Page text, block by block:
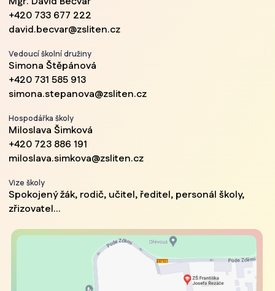
+420 733 677 222
david.becvar@zsliten.cz
Vedoucí školní družiny
Simona Štěpánová
+420 731 585 913
simona.stepanova@zsliten.cz
Hospodářka školy
Miloslava Šimková
+420 723 886 191
miloslava.simkova@zsliten.cz
Vize školy
Spokojený žák, rodič, učitel, ředitel, personál školy,
zřizovatel...